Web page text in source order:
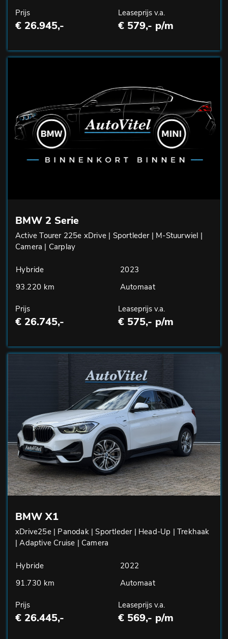
Prijs
€ 26.945,-
Leaseprijs v.a.
€ 579,- p/m
BMW 2 Serie
Active Tourer 225e xDrive | Sportleder | M-Stuurwiel |
Camera | Carplay
Hybride
2023
93.220 km
Automaat
Prijs
€ 26.745,-
Leaseprijs v.a.
€ 575,- p/m
BMW X1
xDrive25e | Panodak | Sportleder | Head-Up | Trekhaak
| Adaptive Cruise | Camera
Hybride
2022
91.730 km
Automaat
Prijs
€ 26.445,-
Leaseprijs v.a.
€ 569,- p/m